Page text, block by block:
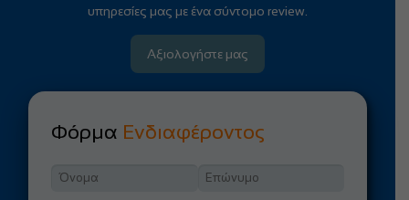
υπηρεσίες μας με ένα σύντομο review.
Αξιολογήστε μας
Φόρμα Ενδιαφέροντος